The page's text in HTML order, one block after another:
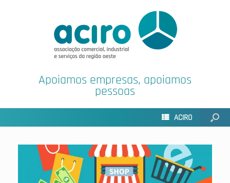
Apoiamos empresas, apoiamos
pessoas
ACIRO